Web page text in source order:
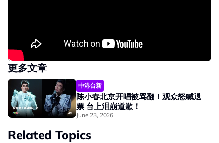
更多文章
中港台新
陈小春北京开唱被骂翻！观众怒喊退
票 台上泪崩道歉！
June 23, 2026
Related Topics